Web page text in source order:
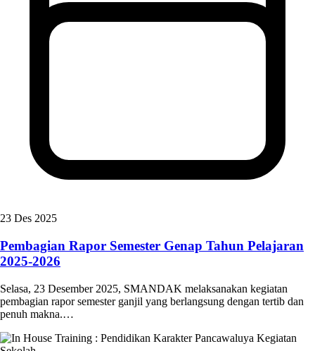
23 Des 2025
Pembagian Rapor Semester Genap Tahun Pelajaran
2025-2026
Selasa, 23 Desember 2025, SMANDAK melaksanakan kegiatan
pembagian rapor semester ganjil yang berlangsung dengan tertib dan
penuh makna.…
Kegiatan